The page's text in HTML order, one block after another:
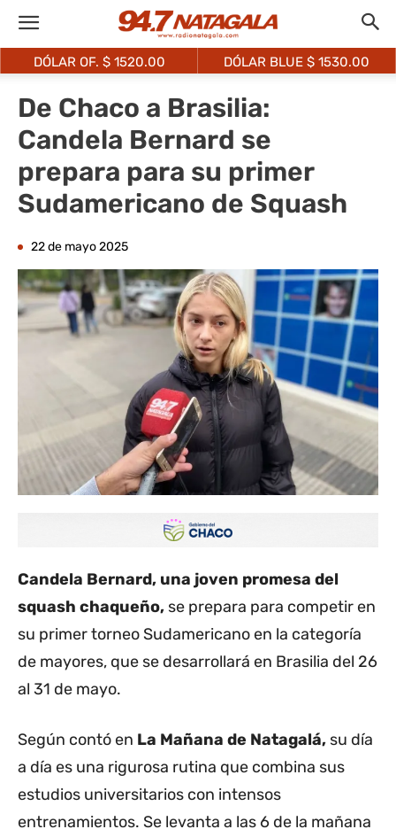
DÓLAR OF. $ 1520.00 DÓLAR BLUE $ 1530.00
De Chaco a Brasilia:
Candela Bernard se
prepara para su primer
Sudamericano de Squash
22 de mayo 2025
Candela Bernard, una joven promesa del
squash chaqueño, se prepara para competir en
su primer torneo Sudamericano en la categoría
de mayores, que se desarrollará en Brasilia del 26
al 31 de mayo.
Según contó en La Mañana de Natagalá, su día
a día es una rigurosa rutina que combina sus
estudios universitarios con intensos
entrenamientos. Se levanta a las 6 de la mañana